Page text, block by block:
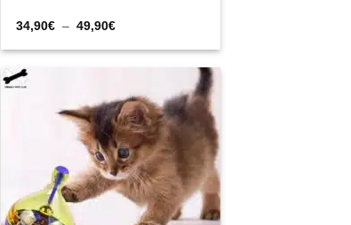
34,90€ – 49,90€Plage
prix :